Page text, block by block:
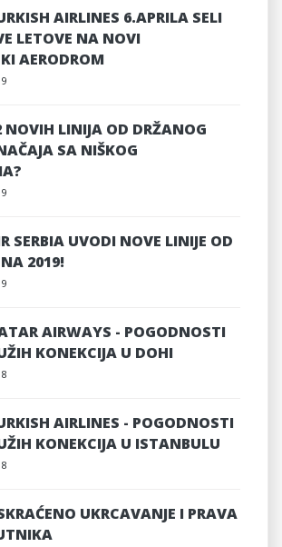
AIRLINES 6.APRILA SELI
LETOVE NA NOVI
AERODROM
NOVIH LINIJA OD DRŽANOG
SA NIŠKOG
SERBIA UVODI NOVE LINIJE OD
2019!
AIRWAYS - POGODNOSTI
KONEKCIJA U DOHI
AIRLINES - POGODNOSTI
KONEKCIJA U ISTANBULU
UKRCAVANJE I PRAVA